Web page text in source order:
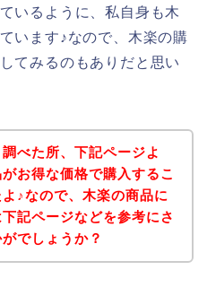
いるように、私自身も木
います♪なので、木楽の購
てみるのもありだと思い
べた所、下記ページよ
お得な価格で購入するこ
♪なので、木楽の商品に
記ページなどを参考にさ
でしょうか？